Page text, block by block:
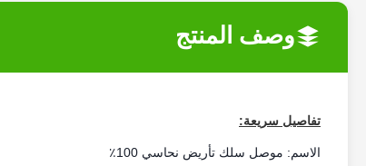
وصف المنتج
تفاصيل سريعة:
الاسم: موصل سلك تأريض نحاسي 100٪